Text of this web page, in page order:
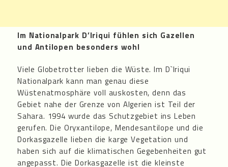
Im Nationalpark D’Iriqui fühlen sich Gazellen
und Antilopen besonders wohl
Viele Globetrotter lieben die Wüste. Im D`Iriqui
Nationalpark kann man genau diese
Wüstenatmosphäre voll auskosten, denn das
Gebiet nahe der Grenze von Algerien ist Teil der
Sahara. 1994 wurde das Schutzgebiet ins Leben
gerufen. Die Oryxantilope, Mendesantilope und die
Dorkasgazelle lieben die karge Vegetation und
haben sich auf die klimatischen Gegebenheiten gut
angepasst. Die Dorkasgazelle ist die kleinste